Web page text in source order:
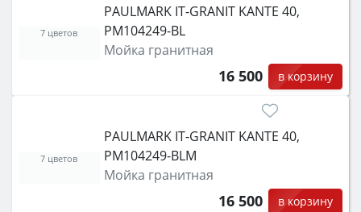
функции (конвекция, гриль, самоочистка,
защита от детей).
PAULMARK IT-GRANIT KANTE 40,
PM104249-BL
Мойка гранитная
16 500 в корзину
7 цветов
PAULMARK IT-GRANIT KANTE 40,
PM104249-BLM
Мойка гранитная
16 500 в корзину
7 цветов